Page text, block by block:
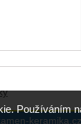
keramika.cz